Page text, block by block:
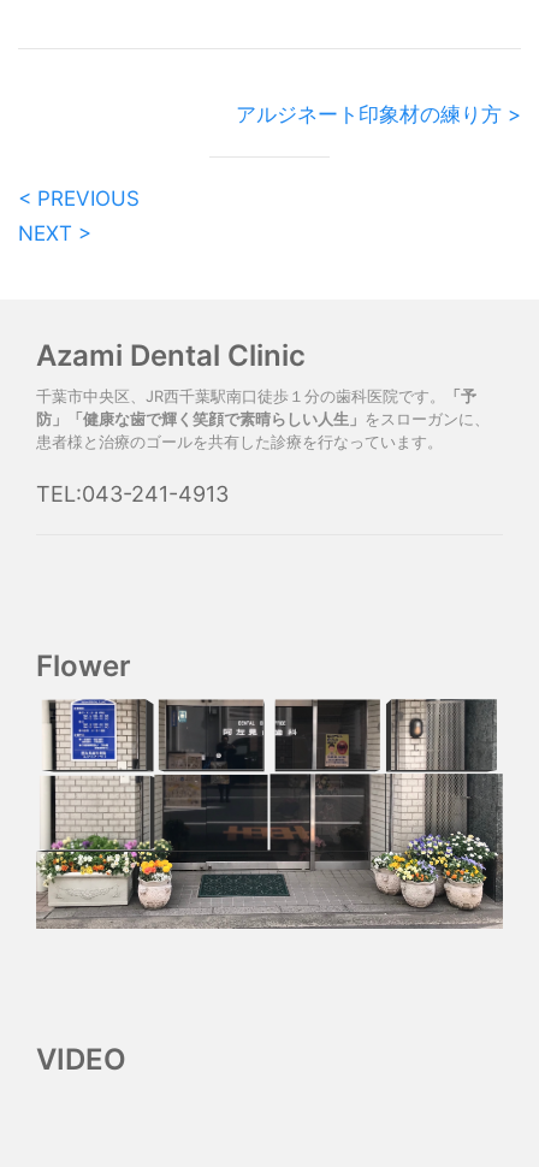
アルジネート印象材の練り方 >
< PREVIOUS
NEXT >
Azami Dental Clinic
千葉市中央区、JR西千葉駅南口徒歩１分の歯科医院です。
「予
防」「健康な歯で輝く笑顔で素晴らしい人生」 をスローガンに、
患者様と治療のゴールを共有した診療を行なっています。
TEL:043-241-4913
Flower
VIDEO